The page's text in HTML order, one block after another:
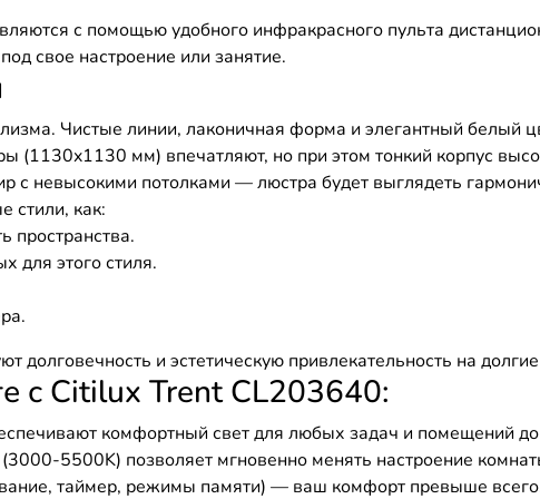
с помощью удобного инфракрасного пульта
свое настроение или занятие.
Чистые линии, лаконичная форма и элегантный белый
мм) впечатляют, но при этом тонкий корпус
с невысокими потолками — люстра будет выглядеть
стили, как:
пространства.
для этого стиля.
долговечность и эстетическую привлекательность на
с Citilux Trent CL203640:
комфортный свет для любых задач и помещений
5500K) позволяет мгновенно менять настроение
таймер, режимы памяти) — ваш комфорт превыше